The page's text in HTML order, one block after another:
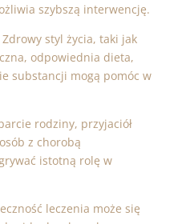
szybszą interwencję.
Zdrowy styl życia, taki jak
odpowiednia dieta,
substancji mogą pomóc w
rodziny, przyjaciół
z chorobą
istotną rolę w
leczenia może się